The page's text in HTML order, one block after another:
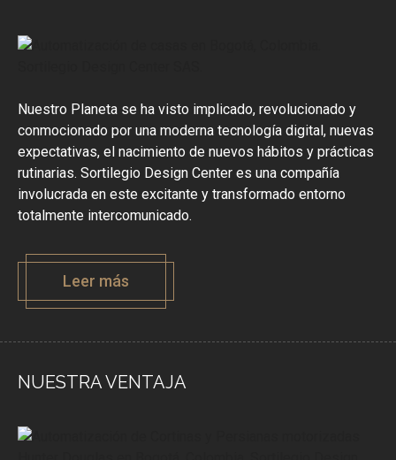
Nuestro Planeta se ha visto implicado, revolucionado y
conmocionado por una moderna tecnología digital, nuevas
expectativas, el nacimiento de nuevos hábitos y prácticas
rutinarias. Sortilegio Design Center es una compañía
involucrada en este excitante y transformado entorno
totalmente intercomunicado.
Leer más
NUESTRA VENTAJA